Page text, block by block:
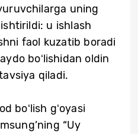
uning
u ishlash
faol kuzatib boradi
boʻlishidan oldin
qiladi.
boʻlish gʻoyasi
“Uy